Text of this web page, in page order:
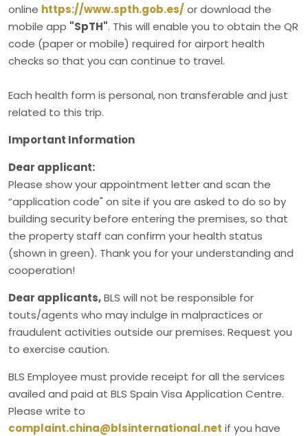
online https://www.spth.gob.es/ or download the
mobile app "SpTH". This will enable you to obtain the QR
code (paper or mobile) required for airport health
checks so that you can continue to travel.
Each health form is personal, non transferable and just
related to this trip.
Important Information
Dear applicant:
Please show your appointment letter and scan the
“application code" on site if you are asked to do so by
building security before entering the premises, so that
the property staff can confirm your health status
(shown in green). Thank you for your understanding and
cooperation!
Dear applicants,BLS will not be responsible for
touts/agents who may indulge in malpractices or
fraudulent activities outside our premises. Request you
to exercise caution.
BLS Employee must provide receipt for all the services
availed and paid at BLS Spain Visa Application Centre.
Please write to
complaint.china@blsinternational.net if you have